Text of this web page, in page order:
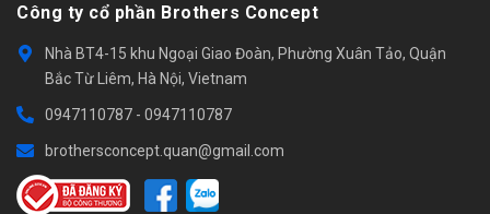
Công ty cổ phần Brothers Concept
Nhà BT4-15 khu Ngoại Giao Đoàn, Phường Xuân Tảo, Quận
Bắc Từ Liêm, Hà Nội, Vietnam
0947110787 - 0947110787
brothersconcept.quan@gmail.com